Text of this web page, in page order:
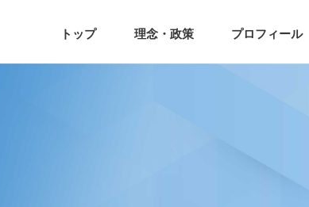
トップ 理念・政策 プロフィール